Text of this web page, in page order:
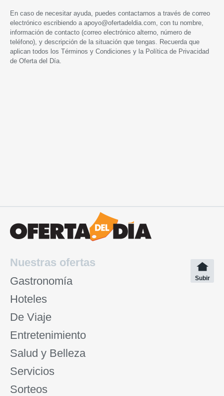
En caso de necesitar ayuda, puedes contactarnos a través de correo
electrónico escribiendo a apoyo@ofertadeldia.com , con tu nombre,
información de contacto (correo electrónico alterno, número de
teléfono), y descripción de la situación que tengas. Recuerda que
aplican todos los Términos y Condiciones y la Política de Privacidad
de Oferta del Día.
Nuestras ofertas
Gastronomía
Hoteles
De Viaje
Entretenimiento
Salud y Belleza
Servicios
Sorteos
Subir